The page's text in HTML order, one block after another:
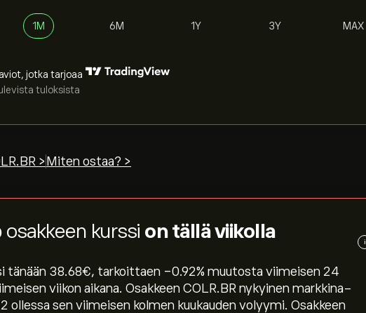
1M 6M 1Y 3Y MAX
jotka tarjoaa
tuloksista
> Miten ostaa? >
kurssi on tällä viikolla
i
tänään 38.68‎€‎, tarkoittaen ‎-0.92‎% muutosta viimeisen 24
viikon aikana. Osakkeen COLR.BR nykyinen markkina-
ollessa sen viimeisen kolmen kuukauden volyymi. Osakkeen